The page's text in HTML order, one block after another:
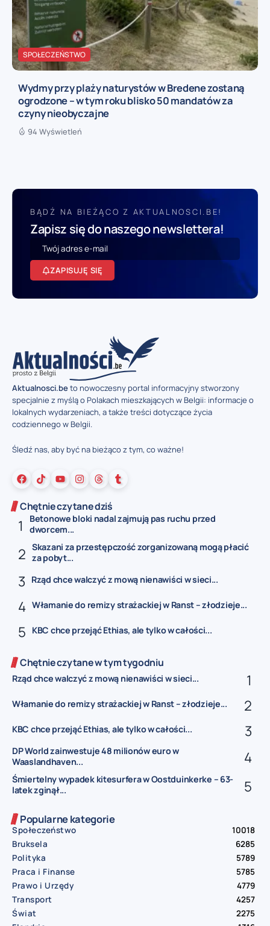
SPOŁECZEŃSTWO
Wydmy przy plaży naturystów w Bredene zostaną
ogrodzone – w tym roku blisko 50 mandatów za
czyny nieobyczajne
94 Wyświetleń
BĄDŹ NA BIEŻĄCO Z AKTUALNOSCI.BE!
Zapisz się do naszego newslettera!
ZAPISUJĘ SIĘ
Aktualnosci.beto nowoczesny portal informacyjny stworzony
specjalnie z myślą o Polakach mieszkających w Belgii: informacje o
lokalnych wydarzeniach, a także treści dotyczące życia
codziennego w Belgii.
Śledź nas, aby być na bieżąco z tym, co ważne!
Chętnie czytane dziś
Betonowe bloki nadal zajmują pas ruchu przed
dworcem...
Skazani za przestępczość zorganizowaną mogą płacić
za pobyt...
Rząd chce walczyć z mową nienawiści w sieci...
Włamanie do remizy strażackiej w Ranst – złodzieje...
KBC chce przejąć Ethias, ale tylko w całości...
Chętnie czytane w tym tygodniu
Rząd chce walczyć z mową nienawiści w sieci...
Włamanie do remizy strażackiej w Ranst – złodzieje...
KBC chce przejąć Ethias, ale tylko w całości...
DP World zainwestuje 48 milionów euro w
Waaslandhaven...
Śmiertelny wypadek kitesurfera w Oostduinkerke – 63-
latek zginął...
Popularne kategorie
Społeczeństwo
10018
Bruksela
6285
Polityka
5789
Praca i Finanse
5785
Prawo i Urzędy
4779
Transport
4257
Świat
2275